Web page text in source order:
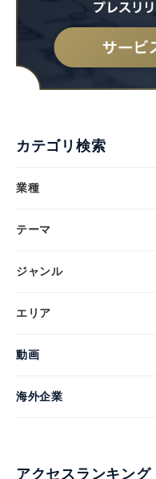
カテゴリ検索
業種
テーマ
ジャンル
エリア
動画
海外企業
アクセスランキング